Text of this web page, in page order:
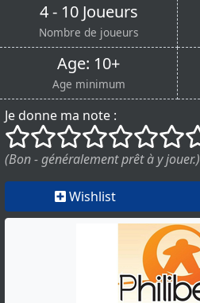
4 - 10 Joueurs
Nombre de joueurs
Age: 10+
Age minimum
Je donne ma note :
()
() () () () () ()
(Bon - généralement prêt à y jouer.)
Wishlist